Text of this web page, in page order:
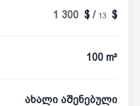
1 300 / 13
100 m²
ახალი აშენებული